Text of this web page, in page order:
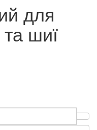
для
шиї